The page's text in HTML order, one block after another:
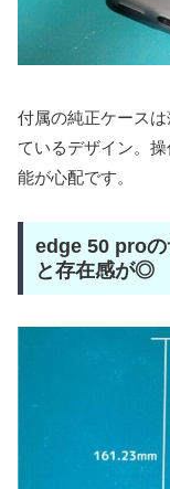
付属の純正ケース
ているデザイン。
能が心配です。
edge 50 proの
と存在感が◎